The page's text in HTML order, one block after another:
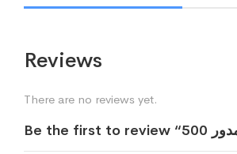
Reviews
There are no reviews yet.